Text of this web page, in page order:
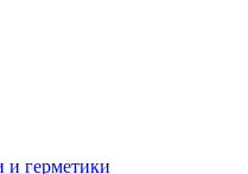
и герметики